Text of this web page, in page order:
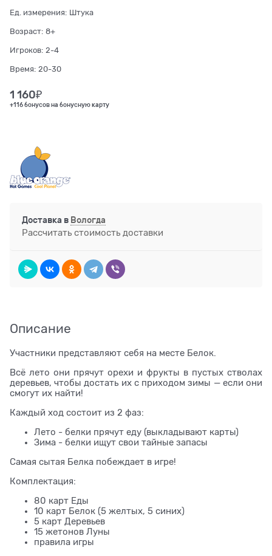
Ед. измерения: Штука
Возраст: 8+
Игроков: 2-4
Время: 20-30
1 160₽
+116 бонусов на бонусную карту
Доставка в Вологда
Рассчитать стоимость доставки
Описание
Участники представляют себя на месте Белок.
Всё лето они прячут орехи и фрукты в пустых стволах
деревьев, чтобы достать их с приходом зимы — если они
смогут их найти!
Каждый ход состоит из 2 фаз:
Лето - белки прячут еду (выкладывают карты)
Зима - белки ищут свои тайные запасы
Самая сытая Белка побеждает в игре!
Комплектация:
80 карт Еды
10 карт Белок (5 желтых, 5 синих)
5 карт Деревьев
15 жетонов Луны
правила игры